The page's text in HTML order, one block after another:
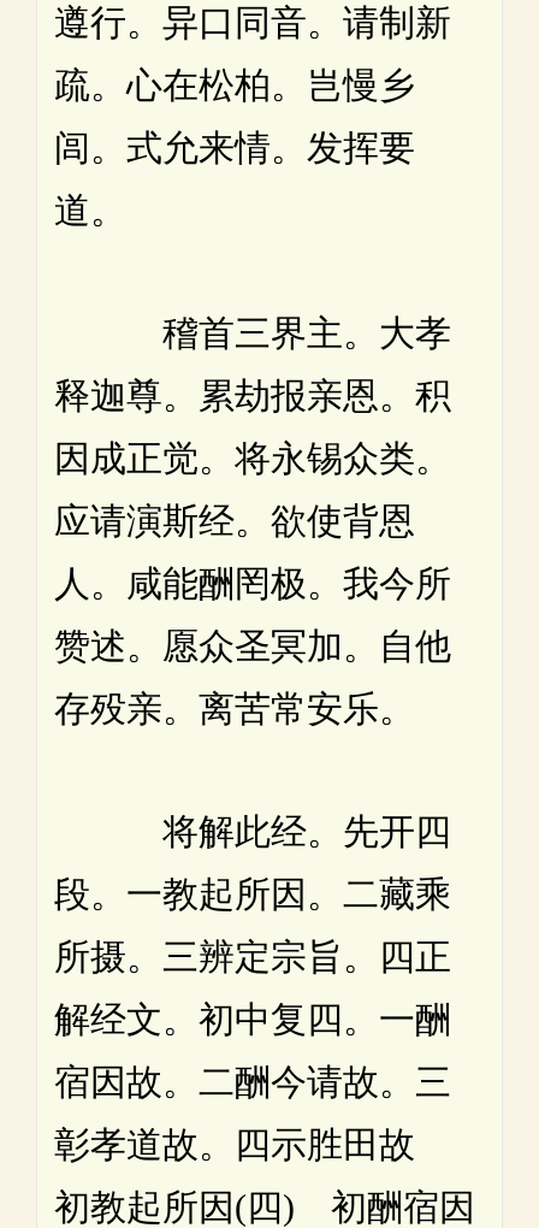
遵行。异口同音。请制新
疏。心在松柏。岂慢乡
闾。式允来情。发挥要
道。
稽首三界主。大孝
释迦尊。累劫报亲恩。积
因成正觉。将永锡众类。
应请演斯经。欲使背恩
人。咸能酬罔极。我今所
赞述。愿众圣冥加。自他
存殁亲。离苦常安乐。
将解此经。先开四
段。一教起所因。二藏乘
所摄。三辨定宗旨。四正
解经文。初中复四。一酬
宿因故。二酬今请故。三
彰孝道故。四示胜田故
初教起所因(四) 初酬宿因